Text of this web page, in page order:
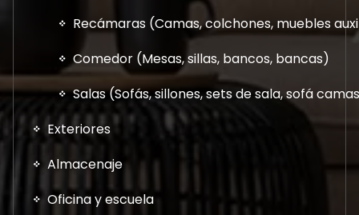
Recámaras (Camas, colchones, muebles
Comedor (Mesas, sillas, bancos, bancas)
Salas (Sofás, sillones, sets de sala, sofá
Exteriores
Almacenaje
Oficina y escuela